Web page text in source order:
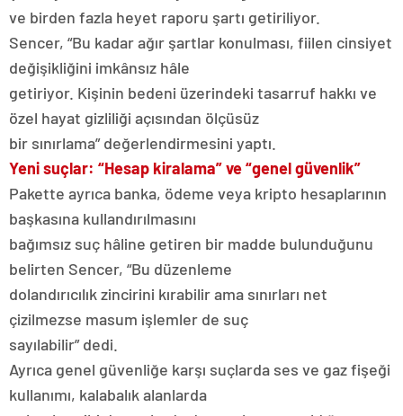
ve birden fazla heyet raporu şartı getiriliyor.
Sencer, “Bu kadar ağır şartlar konulması, fiilen cinsiyet
değişikliğini imkânsız hâle
getiriyor. Kişinin bedeni üzerindeki tasarruf hakkı ve
özel hayat gizliliği açısından ölçüsüz
bir sınırlama” değerlendirmesini yaptı.
Yeni suçlar: “Hesap kiralama” ve “genel güvenlik”
Pakette ayrıca banka, ödeme veya kripto hesaplarının
başkasına kullandırılmasını
bağımsız suç hâline getiren bir madde bulunduğunu
belirten Sencer, “Bu düzenleme
dolandırıcılık zincirini kırabilir ama sınırları net
çizilmezse masum işlemler de suç
sayılabilir” dedi.
Ayrıca genel güvenliğe karşı suçlarda ses ve gaz fişeği
kullanımı, kalabalık alanlarda